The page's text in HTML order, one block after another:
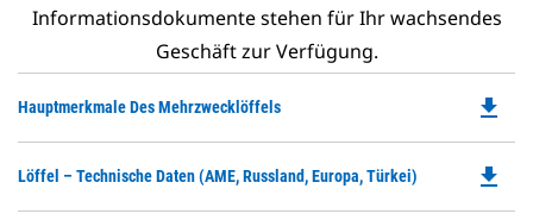
Informationsdokumente stehen für Ihr wachsendes
Geschäft zur Verfügung.
Hauptmerkmale Des Mehrzwecklöffels
a
file_download
Löffel – Technische Daten (AME, Russland, Europa, Türkei) file_download